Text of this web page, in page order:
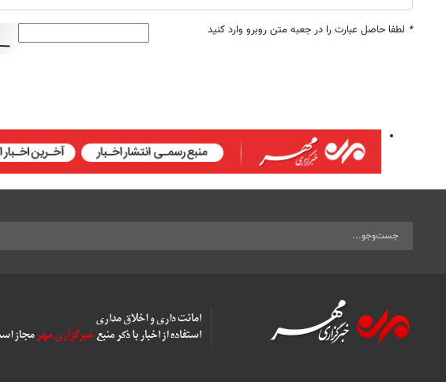
* لطفا حاصل عبارت را در جعبه متن روبرو وارد کنید